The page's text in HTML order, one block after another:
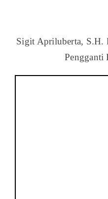
Sigit Apriluberta, S.H.
Pengganti